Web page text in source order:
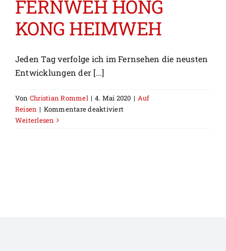
FERNWEH HONG
KONG HEIMWEH
Jeden Tag verfolge ich im Fernsehen die neusten
Entwicklungen der [...]
Von Christian Rommel | 4. Mai 2020 | Auf
Reisen | Kommentare deaktiviertfür
Weiterlesen